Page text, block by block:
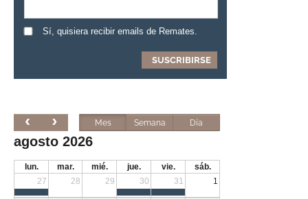
Sí, quisiera recibir emails de Remates.
Mes Semana Día
agosto 2026
lun. mar. mié. jue. vie.
sáb.
27
28 29 30 31 1